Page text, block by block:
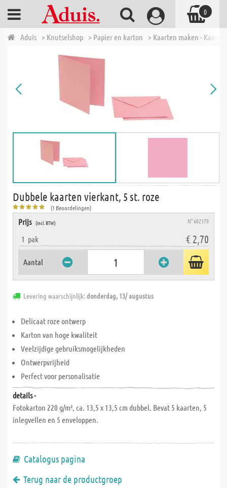
Aduis > Knutselshop > Papier en karton > Kaarten maken -
Dubbele kaarten vierkant, 5 st. roze
(1 Beoordelingen)
Prijs (incl. BTW) N° 602179
1 pak € 2,70
Aantal
Levering waarschijnlijk:donderdag, 13/ augustus
Delicaat roze ontwerp
Karton van hoge kwaliteit
Veelzijdige gebruiksmogelijkheden
Ontwerpvrijheid
Perfect voor personalisatie
details -
Fotokarton 220 g/m², ca. 13,5 x 13,5 cm dubbel. Bevat 5 kaarten, 5
inlegvellen en 5 enveloppen.
Catalogus pagina
Terug naar de productgroep
0